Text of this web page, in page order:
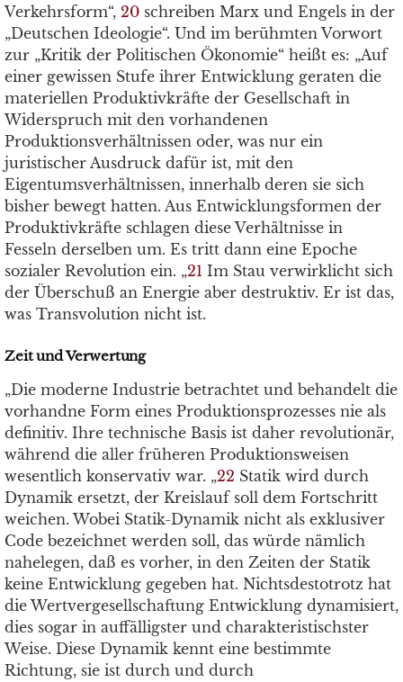
Verkehrsform“, 20 schreiben Marx und Engels in der
„Deutschen Ideologie“. Und im berühmten Vorwort
zur „Kritik der Politischen Ökonomie“ heißt es: „Auf
einer gewissen Stufe ihrer Entwicklung geraten die
materiellen Produktivkräfte der Gesellschaft in
Widerspruch mit den vorhandenen
Produktionsverhältnissen oder, was nur ein
juristischer Ausdruck dafür ist, mit den
Eigentumsverhältnissen, innerhalb deren sie sich
bisher bewegt hatten. Aus Entwicklungsformen der
Produktivkräfte schlagen diese Verhältnisse in
Fesseln derselben um. Es tritt dann eine Epoche
sozialer Revolution ein. „21 Im Stau verwirklicht sich
der Überschuß an Energie aber destruktiv. Er ist das,
was Transvolution nicht ist.
Zeit und Verwertung
„Die moderne Industrie betrachtet und behandelt die
vorhandne Form eines Produktionsprozesses nie als
definitiv. Ihre technische Basis ist daher revolutionär,
während die aller früheren Produktionsweisen
wesentlich konservativ war. „22 Statik wird durch
Dynamik ersetzt, der Kreislauf soll dem Fortschritt
weichen. Wobei Statik-Dynamik nicht als exklusiver
Code bezeichnet werden soll, das würde nämlich
nahelegen, daß es vorher, in den Zeiten der Statik
keine Entwicklung gegeben hat. Nichtsdestotrotz hat
die Wertvergesellschaftung Entwicklung dynamisiert,
dies sogar in auffälligster und charakteristischster
Weise. Diese Dynamik kennt eine bestimmte
Richtung, sie ist durch und durch